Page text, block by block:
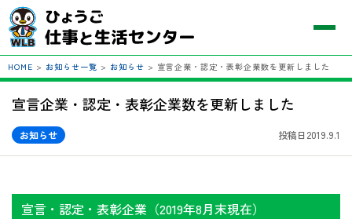
HOME > お知らせ一覧 > お知らせ > 宣言企業・認定・表彰企業数を更新しました
宣言企業・認定・表彰企業数を更新しました
お知らせ 投稿日2019.9.1
宣言・認定・表彰企業（2019年8月末現在）